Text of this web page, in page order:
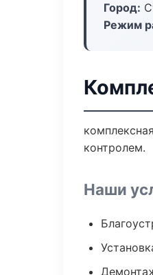
Город:
Режим
контролем.
Наши